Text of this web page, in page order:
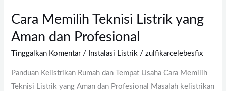
Cara Memilih Teknisi Listrik yang
Aman dan Profesional
Tinggalkan Komentar / Instalasi Listrik /zulfikarcelebesfix
Panduan Kelistrikan Rumah dan Tempat Usaha Cara Memilih
Teknisi Listrik yang Aman dan Profesional Masalah kelistrikan